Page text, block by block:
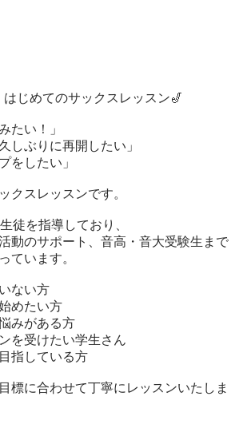
じめてのサックスレッスン🎷
たい！」
しぶりに再開したい」
をしたい」
クスレッスンです。
徒を指導しており、
動のサポート、音高・音大受験生まで
ています。
ない方
めたい方
みがある方
を受けたい学生さん
指している方
標に合わせて丁寧にレッスンいたしま